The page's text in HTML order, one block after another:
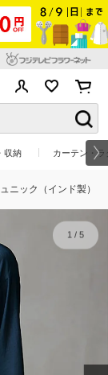
収納 カーテン・
ニック（インド製）
1/ 5